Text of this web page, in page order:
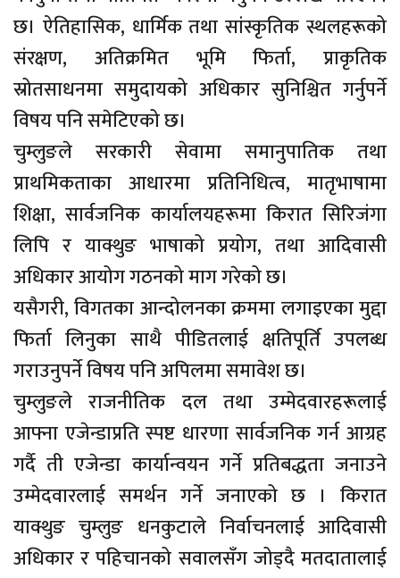
छ। ऐतिहासिक, धार्मिक तथा सांस्कृतिक स्थलहरूको
संरक्षण, अतिक्रमित भूमि फिर्ता, प्राकृतिक
स्रोतसाधनमा समुदायको अधिकार सुनिश्चित गर्नुपर्ने
विषय पनि समेटिएको छ।
चुम्लुङले सरकारी सेवामा समानुपातिक तथा
प्राथमिकताका आधारमा प्रतिनिधित्व, मातृभाषामा
शिक्षा, सार्वजनिक कार्यालयहरूमा किरात सिरिजंगा
लिपि र याक्थुङ भाषाको प्रयोग, तथा आदिवासी
अधिकार आयोग गठनको माग गरेको छ।
यसैगरी, विगतका आन्दोलनका क्रममा लगाइएका मुद्दा
फिर्ता लिनुका साथै पीडितलाई क्षतिपूर्ति उपलब्ध
गराउनुपर्ने विषय पनि अपिलमा समावेश छ।
चुम्लुङले राजनीतिक दल तथा उम्मेदवारहरूलाई
आफ्ना एजेन्डाप्रति स्पष्ट धारणा सार्वजनिक गर्न आग्रह
गर्दै ती एजेन्डा कार्यान्वयन गर्ने प्रतिबद्धता जनाउने
उम्मेदवारलाई समर्थन गर्ने जनाएको छ । किरात
याक्थुङ चुम्लुङ धनकुटाले निर्वाचनलाई आदिवासी
अधिकार र पहिचानको सवालसँग जोड्दै मतदातालाई